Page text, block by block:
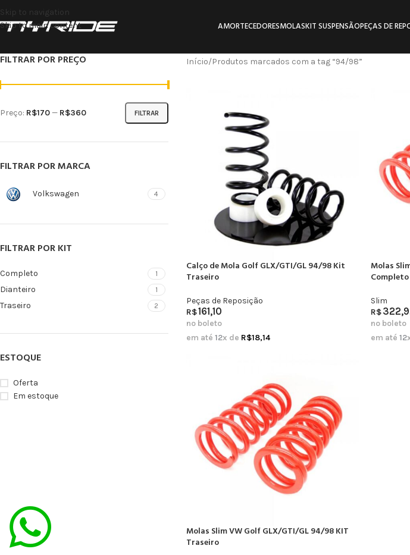
Skip to navigation
Skip to main content
AMORTECEDORESMOLASKIT SUSPENSÃOPEÇAS DE
FILTRAR POR PREÇO
FILTRAR
Preço: R$170— R$360
FILTRAR POR MARCA
Volkswagen 4
FILTRAR POR KIT
Completo 1
Dianteiro 1
Traseiro 2
ESTOQUE
Oferta
Em estoque
Início Produtos marcados com a tag “94/98”
Calço de Mola Golf GLX/GTI/GL 94/98 Kit
Traseiro
Peças de Reposição
R$161,10
no boleto
em até 12x de R$18,14
Molas
Completo
Slim
R$
no boleto
em até 12
Molas Slim VW Golf GLX/GTI/GL 94/98 KIT
Traseiro